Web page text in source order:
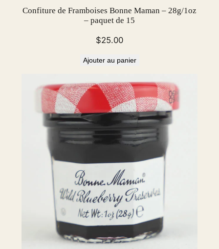
Confiture de Framboises Bonne Maman – 28g/1oz
– paquet de 15
$25.00
Ajouter au panier